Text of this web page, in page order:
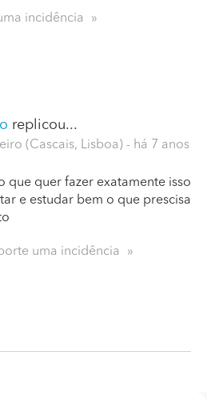
incidência
replicou...
(Cascais, Lisboa) - há 7 anos
que quer fazer exatamente isso
e estudar bem o que prescisa
uma incidência